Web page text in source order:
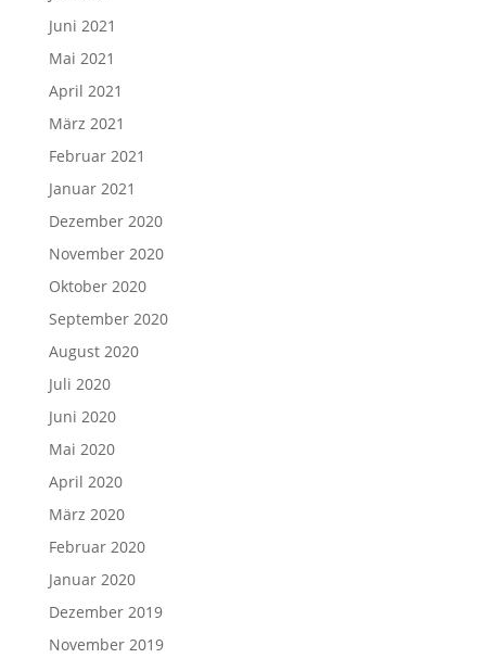
Juni 2021
Mai 2021
April 2021
März 2021
Februar 2021
Januar 2021
Dezember 2020
November 2020
Oktober 2020
September 2020
August 2020
Juli 2020
Juni 2020
Mai 2020
April 2020
März 2020
Februar 2020
Januar 2020
Dezember 2019
November 2019